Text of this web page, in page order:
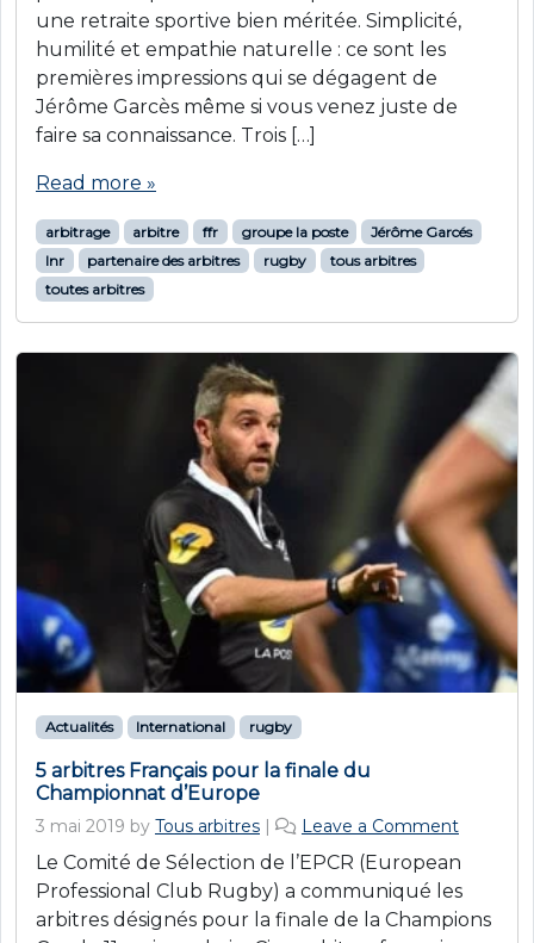
une retraite sportive bien méritée. Simplicité,
humilité et empathie naturelle : ce sont les
premières impressions qui se dégagent de
Jérôme Garcès même si vous venez juste de
faire sa connaissance. Trois […]
Read more »
arbitrage arbitre ffr groupe la poste
Jérôme Garcés
lnr
partenaire des arbitres rugby
tous arbitres
toutes arbitres
Actualités International rugby
5 arbitres Français pour la finale du
Championnat d’Europe
3 mai 2019 by Tous arbitres | Leave a Comment
Le Comité de Sélection de l’EPCR (European
Professional Club Rugby) a communiqué les
arbitres désignés pour la finale de la Champions